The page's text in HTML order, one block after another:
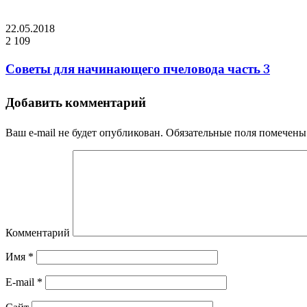
22.05.2018
2 109
Советы для начинающего пчеловода часть 3
Добавить комментарий
Ваш e-mail не будет опубликован. Обязательные поля
Комментарий
Имя *
E-mail *